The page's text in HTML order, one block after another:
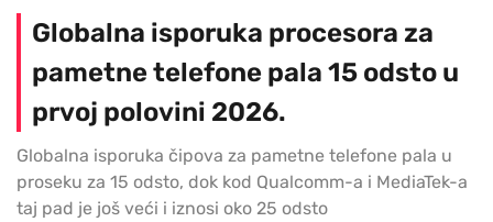
Globalna isporuka procesora za
pametne telefone pala 15 odsto u
prvoj polovini 2026.
Globalna isporuka čipova za pametne telefone pala u
proseku za 15 odsto, dok kod Qualcomm-a i MediaTek-a
taj pad je još veći i iznosi oko 25 odsto